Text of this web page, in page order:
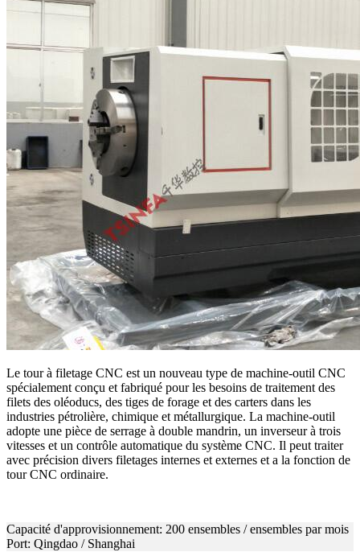
Le tour à filetage CNC est un nouveau type de machine-outil CNC
spécialement conçu et fabriqué pour les besoins de traitement des
filets des oléoducs, des tiges de forage et des carters dans les
industries pétrolière, chimique et métallurgique. La machine-outil
adopte une pièce de serrage à double mandrin, un inverseur à trois
vitesses et un contrôle automatique du système CNC. Il peut traiter
avec précision divers filetages internes et externes et a la fonction de
tour CNC ordinaire.
Capacité d'approvisionnement: 200 ensembles / ensembles par mois
Port: Qingdao / Shanghai